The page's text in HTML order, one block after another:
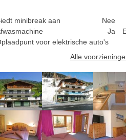
minibreak aan
Nee
Ja
voor elektrische auto's
Alle